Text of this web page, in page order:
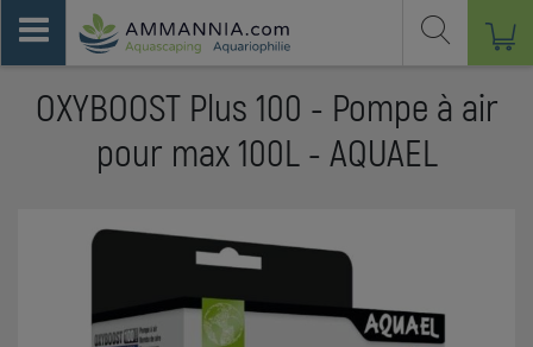
OXYBOOST Plus 100 - Pompe à air
pour max 100L - AQUAEL